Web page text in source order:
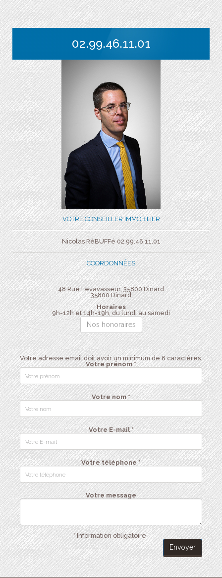
02.99.46.11.01
VOTRE CONSEILLER IMMOBILIER
Nicolas RéBUFFé 02.99.46.11.01
COORDONNÉES
48 Rue Levavasseur, 35800 Dinard
35800 Dinard
Horaires
9h-12h et 14h-19h, du lundi au samedi
Nos honoraires
Votre adresse email doit avoir un minimum de 6 caractères.
Votre prénom *
Votre nom *
Votre E-mail *
Votre téléphone *
Votre message
* Information obligatoire
Envoyer